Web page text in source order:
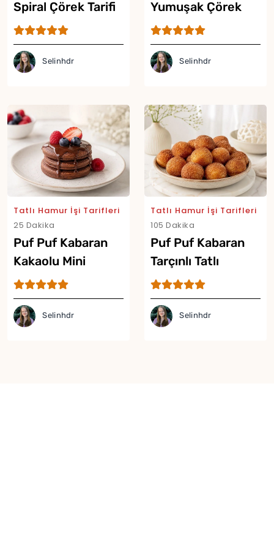
Spiral Çörek Tarifi
Selinhdr
Yumuşak Çörek
Tarifi
Selinhdr
Tatlı Hamur İşi Tarifleri
25 Dakika
Puf Puf Kabaran
Kakaolu Mini
Pancake Tarifi
Selinhdr
Tatlı Hamur İşi Tarifleri
105 Dakika
Puf Puf Kabaran
Tarçınlı Tatlı
Lokmalar Tarifi
Selinhdr